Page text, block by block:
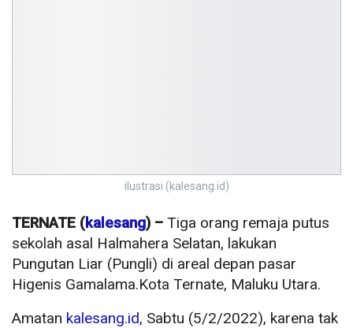
ilustrasi (kalesang.id)
TERNATE (kalesang) – Tiga orang remaja putus
sekolah asal Halmahera Selatan, lakukan
Pungutan Liar (Pungli) di areal depan pasar
Higenis Gamalama.Kota Ternate, Maluku Utara.
Amatan kalesang.id, Sabtu (5/2/2022), karena tak